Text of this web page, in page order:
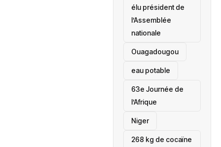
élu président de
l’Assemblée
nationale
‎Ouagadougou
eau potable
63e Journée de
l’Afrique
‎Niger
268 kg de cocaïne